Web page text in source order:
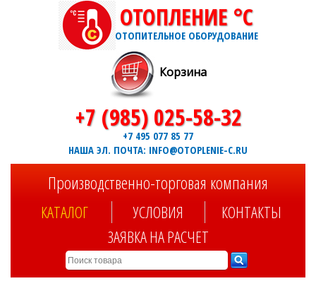
ОТОПЛЕНИЕ °C
ОТОПИТЕЛЬНОЕ ОБОРУДОВАНИЕ
Корзина
+7 (985) 025-58-32
+7 495 077 85 77
НАША ЭЛ. ПОЧТА: INFO@OTOPLENIE-C.RU
Производственно-торговая компания
КАТАЛОГ УСЛОВИЯ
КОНТАКТЫ
ЗАЯВКА НА РАСЧЕТ